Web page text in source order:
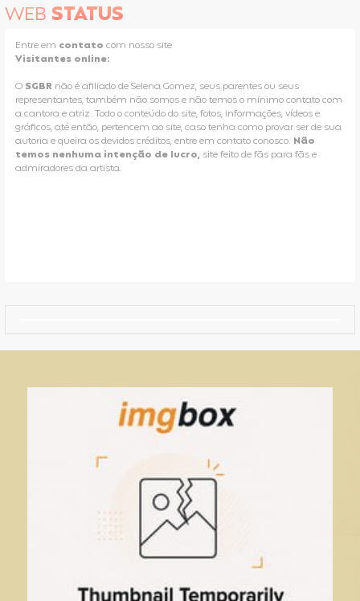
WEB STATUS
Entre em contato com nosso site
Visitantes online:
O SGBR não é afiliado de Selena Gomez, seus parentes ou seus
representantes, também não somos e não temos o mínimo contato com
a cantora e atriz. Todo o conteúdo do site, fotos, informações, vídeos e
gráficos, até então, pertencem ao site, caso tenha como provar ser de sua
autoria e queira os devidos créditos, entre em contato conosco. Não
temos nenhuma intenção de lucro, site feito de fãs para fãs e
admiradores da artista.